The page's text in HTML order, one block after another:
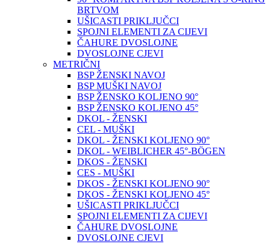
BRTVOM
UŠICASTI PRIKLJUČCI
SPOJNI ELEMENTI ZA CIJEVI
ČAHURE DVOSLOJNE
DVOSLOJNE CJEVI
METRIČNI
BSP ŽENSKI NAVOJ
BSP MUŠKI NAVOJ
BSP ŽENSKO KOLJENO 90°
BSP ŽENSKO KOLJENO 45°
DKOL - ŽENSKI
CEL - MUŠKI
DKOL - ŽENSKI KOLJENO 90°
DKOL - WEIBLICHER 45°-BÖGEN
DKOS - ŽENSKI
CES - MUŠKI
DKOS - ŽENSKI KOLJENO 90°
DKOS - ŽENSKI KOLJENO 45°
UŠICASTI PRIKLJUČCI
SPOJNI ELEMENTI ZA CIJEVI
ČAHURE DVOSLOJNE
DVOSLOJNE CJEVI